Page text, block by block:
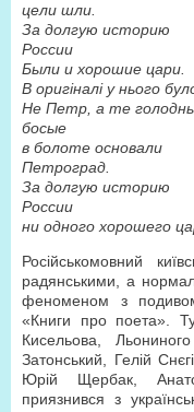
цели шли.
За долгую историю
России
Были и хорошие цари.
В оригіналі у нього
Не Петр, а те
босые
в болоте основали
Петроград.
За долгую историю
России
ни одного хорошего
Російськомовний
радянськими, а
феноменом з
«Книги про поета».
Кисельова,
Затонський, Гелій
Юрій Щербак,
приязнився з